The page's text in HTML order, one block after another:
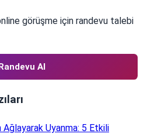
görüşme için randevu talebi
Al
Uyanma: 5 Etkili